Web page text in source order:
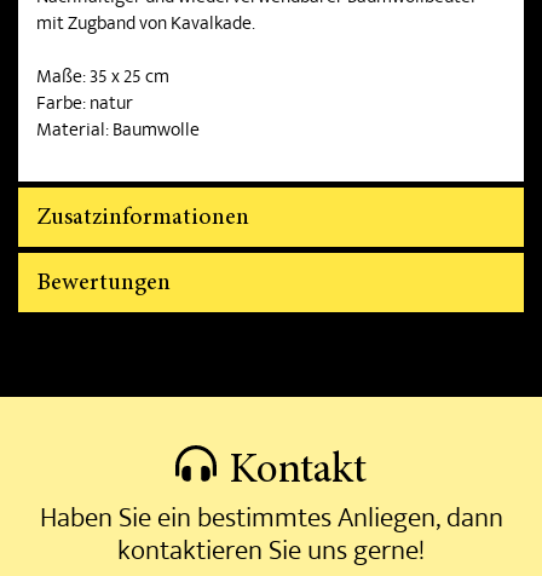
mit Zugband von Kavalkade.
Maße: 35 x 25 cm
Farbe: natur
Material: Baumwolle
Zusatzinformationen
Bewertungen
Kontakt
Haben Sie ein bestimmtes Anliegen, dann
kontaktieren Sie uns gerne!